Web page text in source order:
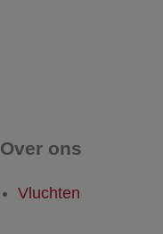
Over ons
Vluchten